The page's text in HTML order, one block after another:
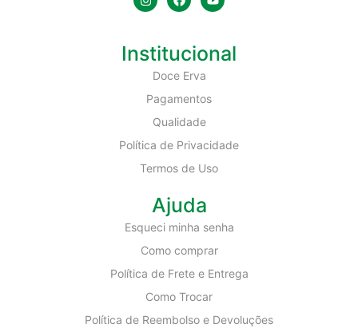
Institucional
Doce Erva
Pagamentos
Qualidade
Política de Privacidade
Termos de Uso
Ajuda
Esqueci minha senha
Como comprar
Política de Frete e Entrega
Como Trocar
Política de Reembolso e Devoluções